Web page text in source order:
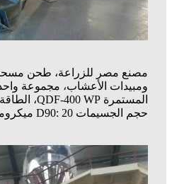
مصنع مصر للزراعة، طحن
ومبيدات الأعشاب، مجموعة
حجم الجسيمات D90: 20 ميكرومتر